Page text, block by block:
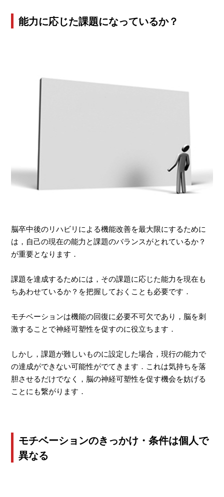
能力に応じた課題になっているか？
脳卒中後のリハビリによる機能改善を最大限にするために
は，自己の現在の能力と課題のバランスがとれているか？
が重要となります．
課題を達成するためには，その課題に応じた能力を現在も
ちあわせているか？を把握しておくことも必要です．
モチベーションは機能の回復に必要不可欠であり，脳を刺
激することで神経可塑性を促すのに役立ちます．
しかし，課題が難しいものに設定した場合，現行の能力で
の達成ができない可能性がでてきます．これは気持ちを落
胆させるだけでなく，脳の神経可塑性を促す機会を妨げる
ことにも繋がります．
モチベーションのきっかけ・条件は個人で
異なる